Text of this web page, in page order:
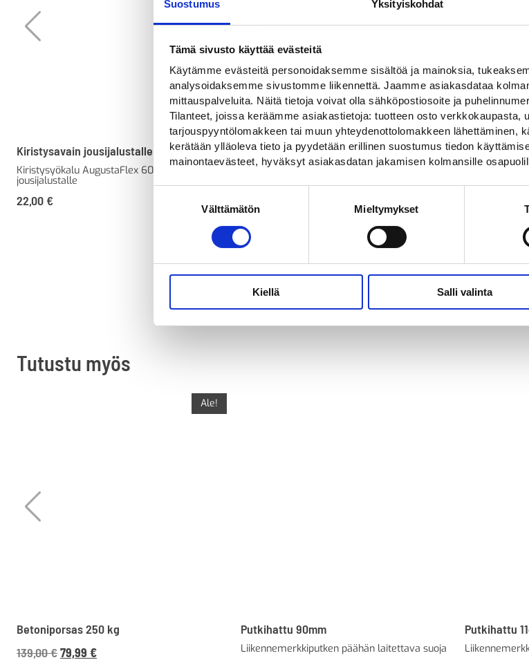
Suostumus Yksityiskohdat
Tämä sivusto käyttää evästeitä
Käytämme evästeitä personoidaksemme sisältöä ja mainoksia,
analysoidaksemme sivustomme liikennettä. Jaamme asiakasdataa
mittauspalveluita. Näitä tietoja voivat olla sähköpostiosoite ja
Tilanteet, joissa keräämme asiakastietoja: tuotteen osto verkkokaupasta,
tarjouspyyntölomakkeen tai muun yhteydenottolomakkeen lähettäminen,
kerätään ylläoleva tieto ja pyydetään erillinen suostumus tiedon
mainontaevästeet, hyväksyt asiakasdatan jakamisen kolmansille
Välttämätön Mieltymykset
Kiellä Salli valinta
Kiristysavain jousijalustalle
Kiristysyökalu AugustaFlex 60mm
jousijalustalle
22,00 €
Iskujalusta 1000 mm pyöreä
60 mm liikennemerkkiputken nopeaan
Iskujalusta
60 mm
Tutustu myös
Ale!
Betoniporsas 250 kg
139,00€Alkuperäinen
79,99 €Nykyinen
Putkihattu 90mm
Liikennemerkkiputken päähän laitettava suoja
Putkihattu